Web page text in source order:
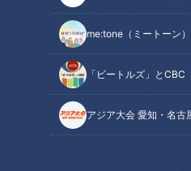
me:tone（ミートーン）
「ビートルズ」とCBC
アジア大会 愛知・名古
食べ放題!安くておいしい!大満
足のお肉・うなぎ・海鮮!夏に食